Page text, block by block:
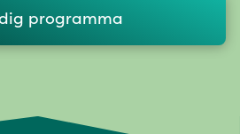
programma